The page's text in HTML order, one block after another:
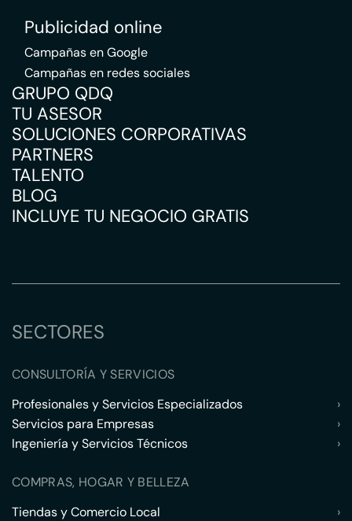
Publicidad online
Campañas en Google
Campañas en redes sociales
GRUPO QDQ
TU ASESOR
SOLUCIONES CORPORATIVAS
PARTNERS
TALENTO
BLOG
INCLUYE TU NEGOCIO GRATIS
SECTORES
CONSULTORÍA Y SERVICIOS
Profesionales y Servicios Especializados
›
Servicios para Empresas
›
Ingeniería y Servicios Técnicos
›
COMPRAS, HOGAR Y BELLEZA
Tiendas y Comercio Local
›